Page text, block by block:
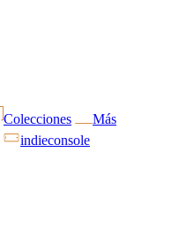
Colecciones
Más
indieconsole